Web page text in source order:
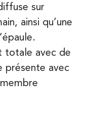
sur
ainsi qu’une
totale avec de
présente avec
Paris
Paris